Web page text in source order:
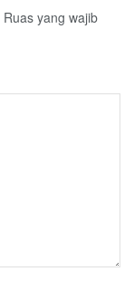
Ruas yang wajib